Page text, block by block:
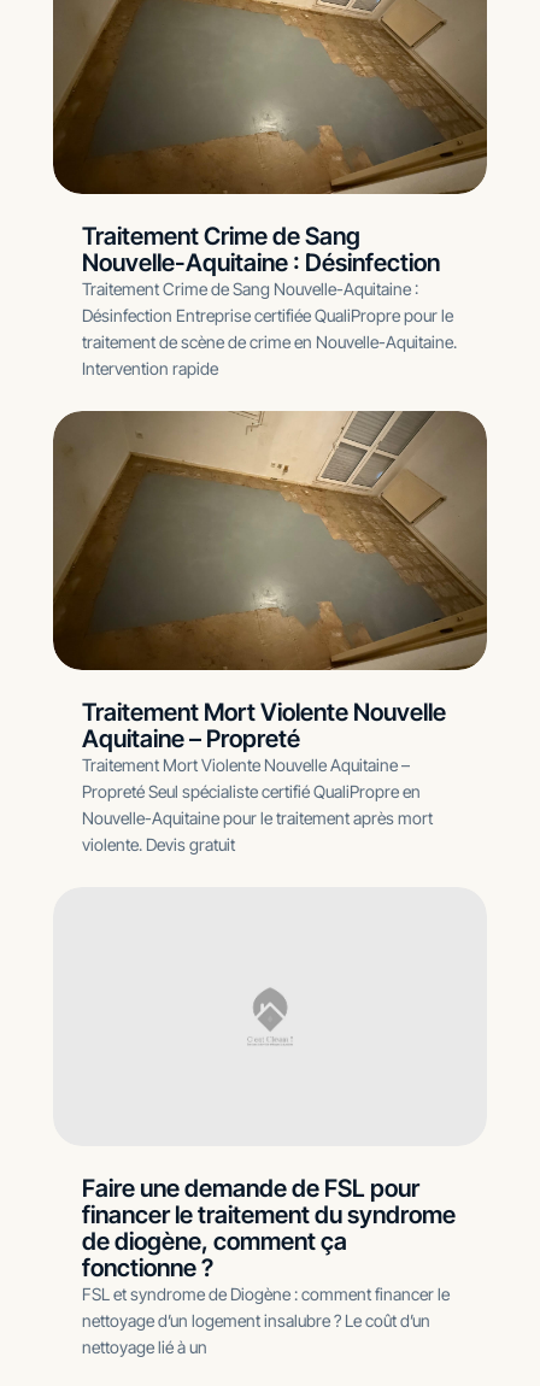
Traitement Crime de Sang
Nouvelle-Aquitaine : Désinfection
Traitement Crime de Sang Nouvelle-Aquitaine :
Désinfection Entreprise certifiée QualiPropre pour le
traitement de scène de crime en Nouvelle-Aquitaine.
Intervention rapide
Traitement Mort Violente Nouvelle
Aquitaine – Propreté
Traitement Mort Violente Nouvelle Aquitaine –
Propreté Seul spécialiste certifié QualiPropre en
Nouvelle-Aquitaine pour le traitement après mort
violente. Devis gratuit
Faire une demande de FSL pour
financer le traitement du syndrome
de diogène, comment ça
fonctionne ?
FSL et syndrome de Diogène : comment financer le
nettoyage d’un logement insalubre ? Le coût d’un
nettoyage lié à un